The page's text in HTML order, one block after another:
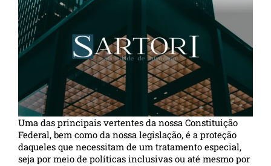
Uma das principais vertentes da nossa Constituição
Federal, bem como da nossa legislação, é a proteção
daqueles que necessitam de um tratamento especial,
seja por meio de políticas inclusivas ou até mesmo por